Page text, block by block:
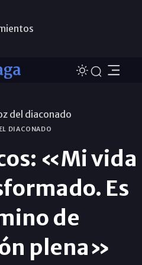
del diaconado
DIACONADO
«Mi vida
Es
de
plena»